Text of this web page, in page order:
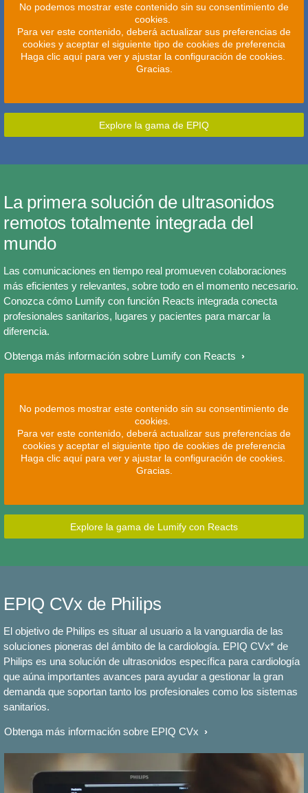
No podemos mostrar este contenido sin su consentimiento de
cookies.
Para ver este contenido, deberá actualizar sus preferencias de
cookies y aceptar el siguiente tipo de cookies de preferencia
Haga clic aquí para ver y ajustar la configuración de cookies.
Gracias.
Explore la gama de EPIQ
La primera solución de ultrasonidos
remotos totalmente integrada del
mundo
Las comunicaciones en tiempo real promueven colaboraciones
más eficientes y relevantes, sobre todo en el momento necesario.
Conozca cómo Lumify con función Reacts integrada conecta
profesionales sanitarios, lugares y pacientes para marcar la
diferencia.
Obtenga más información sobre Lumify con Reacts
No podemos mostrar este contenido sin su consentimiento de
cookies.
Para ver este contenido, deberá actualizar sus preferencias de
cookies y aceptar el siguiente tipo de cookies de preferencia
Haga clic aquí para ver y ajustar la configuración de cookies.
Gracias.
Explore la gama de Lumify con Reacts
EPIQ CVx de Philips
El objetivo de Philips es situar al usuario a la vanguardia de las
soluciones pioneras del ámbito de la cardiología. EPIQ CVx* de
Philips es una solución de ultrasonidos específica para cardiología
que aúna importantes avances para ayudar a gestionar la gran
demanda que soportan tanto los profesionales como los sistemas
sanitarios.
Obtenga más información sobre EPIQ CVx